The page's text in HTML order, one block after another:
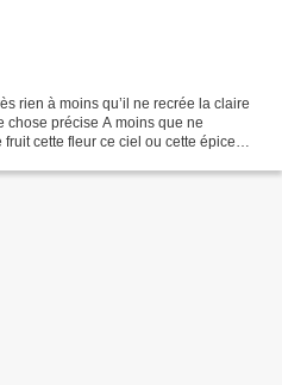
rien à moins qu’il ne recrée la claire
chose précise A moins que ne
cette fleur ce ciel ou cette épice